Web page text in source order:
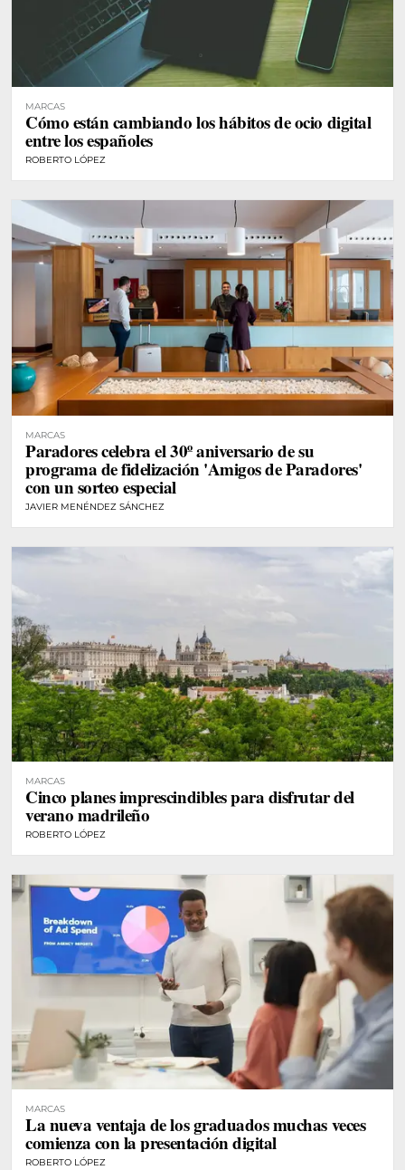
MARCAS
Cómo están cambiando los hábitos de ocio digital
entre los españoles
ROBERTO LÓPEZ
MARCAS
Paradores celebra el 30º aniversario de su
programa de fidelización 'Amigos de Paradores'
con un sorteo especial
JAVIER MENÉNDEZ SÁNCHEZ
MARCAS
Cinco planes imprescindibles para disfrutar del
verano madrileño
ROBERTO LÓPEZ
MARCAS
La nueva ventaja de los graduados muchas veces
comienza con la presentación digital
ROBERTO LÓPEZ